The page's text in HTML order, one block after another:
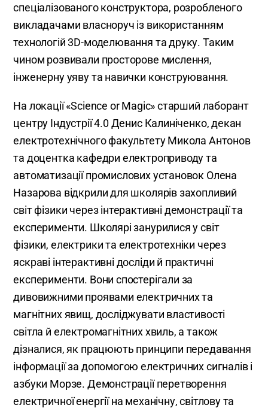
спеціалізованого конструктора, розробленого
викладачами власноруч із використанням
технологій 3D-моделювання та друку. Таким
чином розвивали просторове мислення,
інженерну уяву та навички конструювання.
На локації «Science or Magic» старший лаборант
центру Індустрії 4.0 Денис Калиніченко, декан
електротехнічного факультету Микола Антонов
та доцентка кафедри електроприводу та
автоматизації промислових установок Олена
Назарова відкрили для школярів захопливий
світ фізики через інтерактивні демонстрації та
експерименти. Школярі занурилися у світ
фізики, електрики та електротехніки через
яскраві інтерактивні досліди й практичні
експерименти. Вони спостерігали за
дивовижними проявами електричних та
магнітних явищ, досліджувати властивості
світла й електромагнітних хвиль, а також
дізналися, як працюють принципи передавання
інформації за допомогою електричних сигналів і
азбуки Морзе. Демонстрації перетворення
електричної енергії на механічну, світлову та